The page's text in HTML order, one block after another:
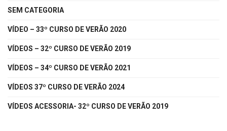
SEM CATEGORIA
VÍDEO – 33º CURSO DE VERÃO 2020
VÍDEOS – 32º CURSO DE VERÃO 2019
VÍDEOS – 34º CURSO DE VERÃO 2021
VÍDEOS 37º CURSO DE VERÃO 2024
VÍDEOS ACESSORIA- 32º CURSO DE VERÃO 2019